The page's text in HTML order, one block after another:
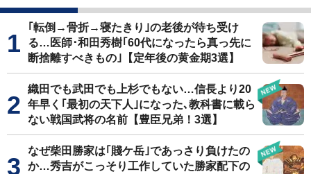
｢転倒→骨折→寝たきり｣の老後が待ち受け
る…医師･和田秀樹｢60代になったら真っ先に
断捨離すべきもの｣【定年後の黄金期3選】
織田でも武田でも上杉でもない…信長より20
年早く｢最初の天下人｣になった､教科書に載ら
ない戦国武将の名前【豊臣兄弟！3選】
なぜ柴田勝家は｢賤ケ岳｣であっさり負けたの
か…秀吉がこっそり工作していた勝家配下の